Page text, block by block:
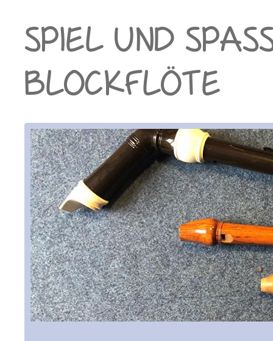
SPIEL UND
LOCKFLÖTE